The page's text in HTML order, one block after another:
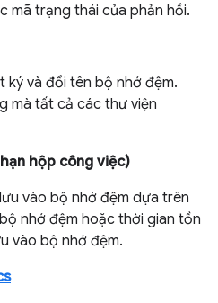
mã trạng thái của phản hồi.
ký và đổi tên bộ nhớ đệm.
mà tất cả các thư viện
hộp công việc)
vào bộ nhớ đệm dựa trên
nhớ đệm hoặc thời gian tồn
vào bộ nhớ đệm.